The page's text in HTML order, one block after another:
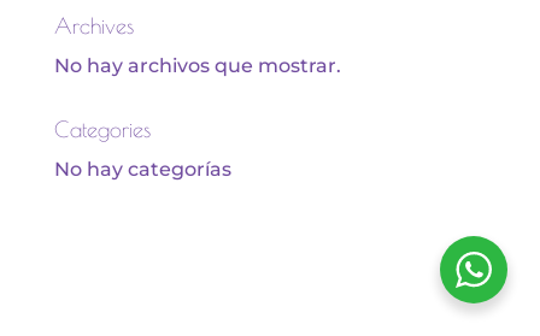
Archives
No hay archivos que mostrar.
Categories
No hay categorías